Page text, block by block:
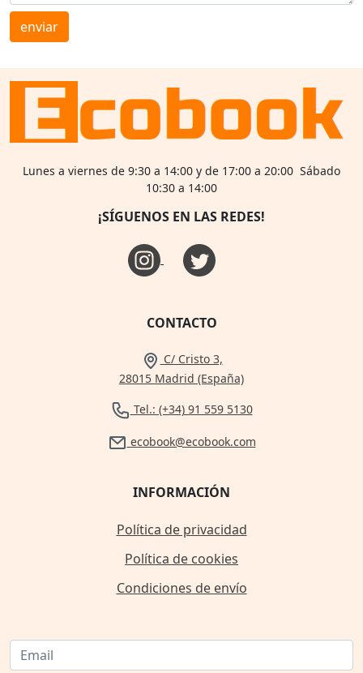
enviar
Lunes a viernes de 9:30 a 14:00 y de 17:00 a 20:00 Sábado
10:30 a 14:00
¡SÍGUENOS EN LAS REDES!
CONTACTO
C/ Cristo 3,
28015 Madrid (España)
Tel.: (+34) 91 559 5130
ecobook@ecobook.com
INFORMACIÓN
Política de privacidad
Política de cookies
Condiciones de envío